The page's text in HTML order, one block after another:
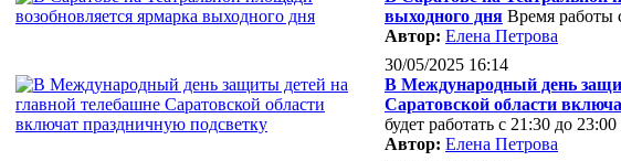
выходного дня Время работы
Автор: Елена Петрова
30/05/2025 16:14
В Международный день
Саратовской области
будет работать с 21:30 до 23:00
Автор: Елена Петрова